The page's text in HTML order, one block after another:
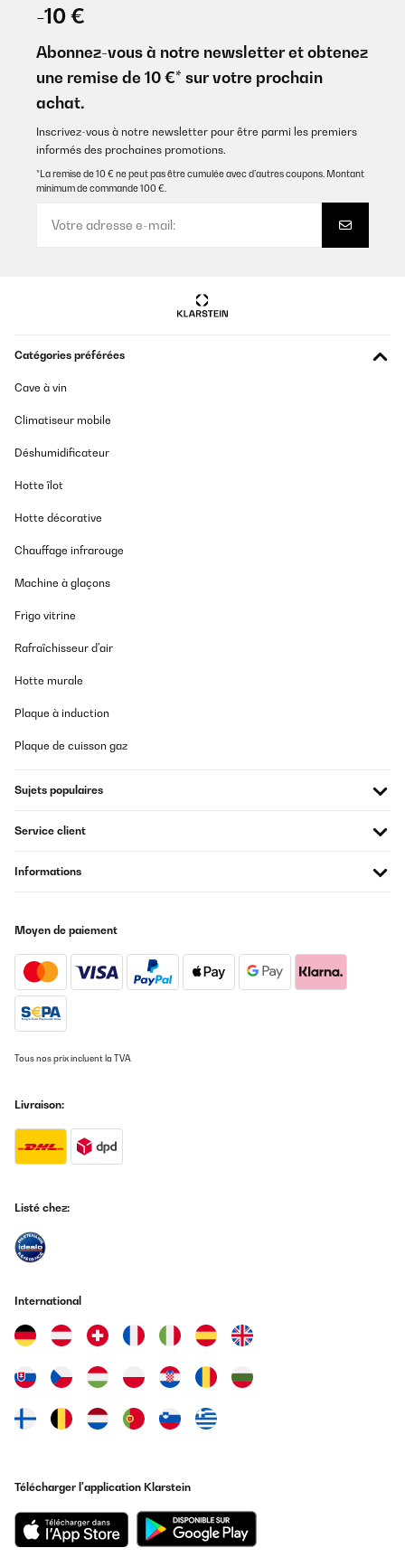
-10 €
Abonnez-vous à notre newsletter et obtenez
une remise de 10 €* sur votre prochain
achat.
Inscrivez-vous à notre newsletter pour être parmi les premiers
informés des prochaines promotions.
*La remise de 10 € ne peut pas être cumulée avec d’autres coupons. Montant
minimum de commande 100 €.
Catégories préférées
Cave à vin
Climatiseur mobile
Déshumidificateur
Hotte îlot
Hotte décorative
Chauffage infrarouge
Machine à glaçons
Frigo vitrine
Rafraîchisseur d'air
Hotte murale
Plaque à induction
Plaque de cuisson gaz
Sujets populaires
Service client
Informations
Moyen de paiement
Tous nos prix incluent la TVA
Livraison:
Listé chez:
International
Télécharger l'application Klarstein